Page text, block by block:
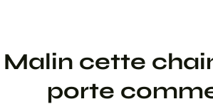
Malin cette
porte